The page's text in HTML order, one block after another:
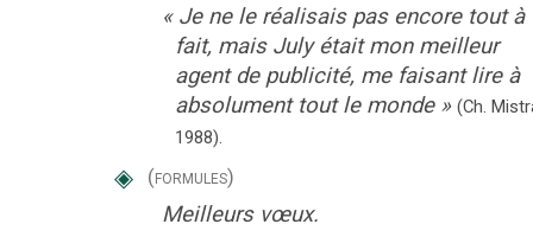
« Je ne le réalisais pas encore tout à
fait, mais July était mon meilleur
agent de publicité, me faisant lire à
absolument tout le monde » (Ch.
1988).
◈ (formules)
Meilleurs vœux.